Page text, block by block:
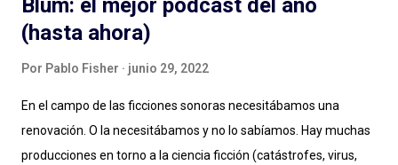
Blum: el mejor podcast del año
(hasta ahora)
Por Pablo Fisher junio 29, 2022
En el campo de las ficciones sonoras necesitábamos una
renovación. O la necesitábamos y no lo sabíamos. Hay muchas
producciones en torno a la ciencia ficción (catástrofes, virus,